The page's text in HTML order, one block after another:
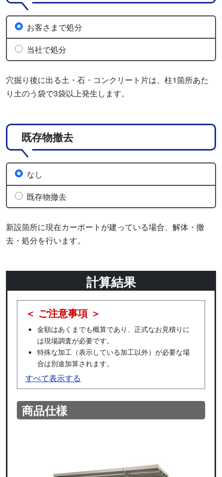
穴掘り後に出る土・石・コンクリート片は、柱1箇所あた
り土のう袋で3袋以上発生します。
お客さまで処分
当社で処分
既存物撤去
新設箇所に現在カーポートが建っている場合、解体・撤
去・処分を行います。
なし
既存物撤去
計算結果
＜ ご注意事項 ＞
金額はあくまでも概算であり、正式なお見積りに
は現場調査が必要です。
特殊な加工（表示している加工以外）が必要な場
合は別途加算されます。
すべて表示する
商品仕様